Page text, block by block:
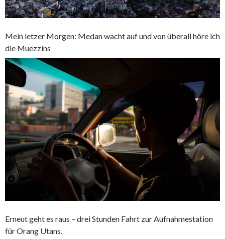
Mein letzer Morgen: Medan wacht auf und von überall höre ich
die Muezzins
Erneut geht es raus – drei Stunden Fahrt zur Aufnahmestation
für Orang Utans.